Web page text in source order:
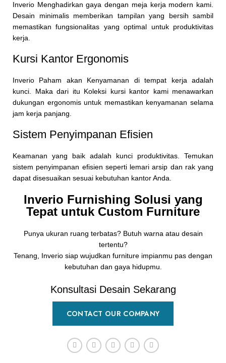
Inverio Menghadirkan gaya dengan meja kerja modern kami.
Desain minimalis memberikan tampilan yang bersih sambil
memastikan fungsionalitas yang optimal untuk produktivitas
kerja.
Kursi Kantor Ergonomis
Inverio Paham akan Kenyamanan di tempat kerja adalah
kunci. Maka dari itu Koleksi kursi kantor kami menawarkan
dukungan ergonomis untuk memastikan kenyamanan selama
jam kerja panjang.
Sistem Penyimpanan Efisien
Keamanan yang baik adalah kunci produktivitas. Temukan
sistem penyimpanan efisien seperti lemari arsip dan rak yang
dapat disesuaikan sesuai kebutuhan kantor Anda.
Inverio Furnishing Solusi yang
Tepat untuk Custom Furniture
Punya ukuran ruang terbatas? Butuh warna atau desain
tertentu?
Tenang, Inverio siap wujudkan furniture impianmu pas dengan
kebutuhan dan gaya hidupmu.
Konsultasi Desain Sekarang
CONTACT OUR COMPANY